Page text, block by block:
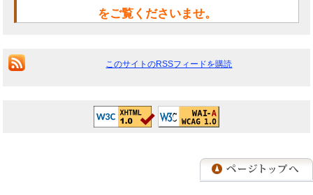
をご覧くださいませ。
このサイトのRSSフィードを購読